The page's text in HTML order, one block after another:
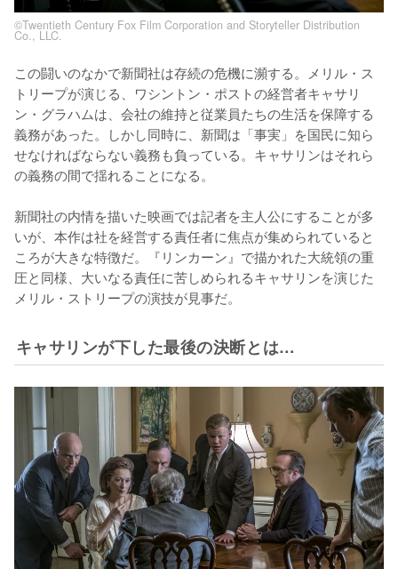
©Twentieth Century Fox Film Corporation and Storyteller Distribution
Co., LLC.
この闘いのなかで新聞社は存続の危機に瀕する。メリル・ス
トリープが演じる、ワシントン・ポストの経営者キャサリ
ン・グラハムは、会社の維持と従業員たちの生活を保障する
義務があった。しかし同時に、新聞は「事実」を国民に知ら
せなければならない義務も負っている。キャサリンはそれら
の義務の間で揺れることになる。
新聞社の内情を描いた映画では記者を主人公にすることが多
いが、本作は社を経営する責任者に焦点が集められていると
ころが大きな特徴だ。『リンカーン』で描かれた大統領の重
圧と同様、大いなる責任に苦しめられるキャサリンを演じた
キャサリンが下した最後の決断とは…